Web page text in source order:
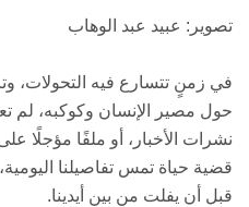
تصوير: عبيد عبد الوهاب
في زمنٍ تتسارع فيه التحولات،
حول مصير الإنسان وكوكبه، لم
نشرات الأخبار، أو ملفًا مؤجلًا
قضية حياة تمس تفاصيلنا
قبل أن يفلت من بين أيدينا.